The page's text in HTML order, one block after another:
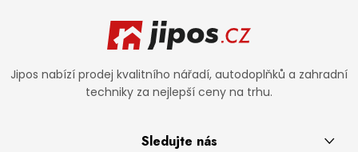
Jipos nabízí prodej kvalitního nářadí, autodoplňků a zahradní
techniky za nejlepší ceny na trhu.
Sledujte nás